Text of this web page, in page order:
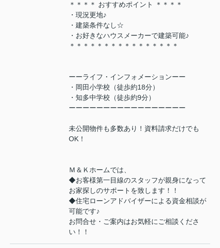
＊＊＊＊ おすすめポイント ＊＊＊＊
・現況更地♪
・建築条件なし☆
・お好きなハウスメーカーで建築可能♪
＊＊＊＊＊＊＊＊＊＊＊＊＊＊＊＊
ーーライフ・インフォメーションーー
・岡田小学校（徒歩約18分）
・知多中学校（徒歩約9分）
ーーーーーーーーーーーーーーーーー
未公開物件も多数あり！資料請求だけでも
OK！
Ｍ＆Ｋホームでは、
◆お客様第一目線のスタッフが親身になって
お家探しのサポートを致します！！
◆住宅ローンアドバイザーによる資金相談が
可能です♪
お問合せ・ご案内はお気軽にご相談くださ
い！！